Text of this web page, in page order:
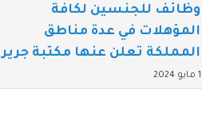
وظائف للجنسين لكافة
المؤهلات في عدة مناطق
المملكة تعلن عنها مكتبة جرير
1 مايو 2024